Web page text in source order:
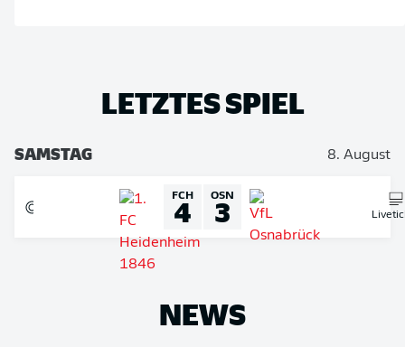
LETZTES SPIEL
SAMSTAG 8. August
FCH
4 OSN
3
NEWS